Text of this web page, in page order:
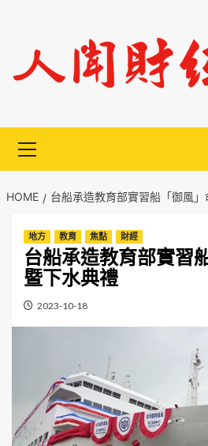
content
Menu
HOME 台船承造教育部實習船「御風
地方 教育 焦點 財經
台船承造教育部實習
暨下水典禮
2023-10-18